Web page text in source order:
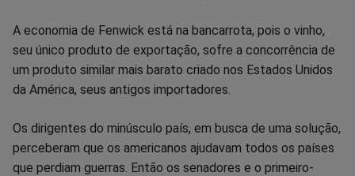
A economia de Fenwick está na bancarrota, pois o vinho,
seu único produto de exportação, sofre a concorrência de
um produto similar mais barato criado nos Estados Unidos
da América, seus antigos importadores.
Os dirigentes do minúsculo país, em busca de uma solução,
perceberam que os americanos ajudavam todos os países
que perdiam guerras. Então os senadores e o primeiro-